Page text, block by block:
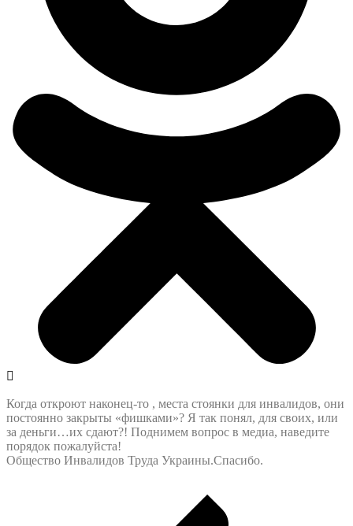
Когда откроют наконец-то , места стоянки для инвалидов, они
постоянно закрыты «фишками»? Я так понял, для своих, или
за деньги…их сдают?! Поднимем вопрос в медиа, наведите
порядок пожалуйста!
Общество Инвалидов Труда Украины.Спасибо.